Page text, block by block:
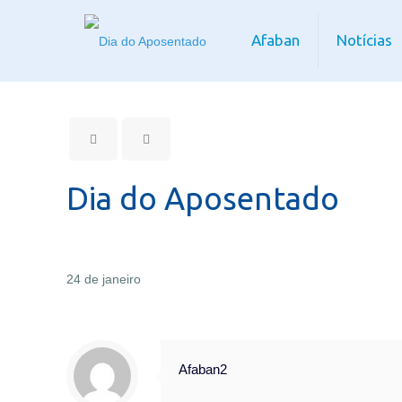
Afaban Notícias
Dia do Aposentado
24 de janeiro
Afaban2